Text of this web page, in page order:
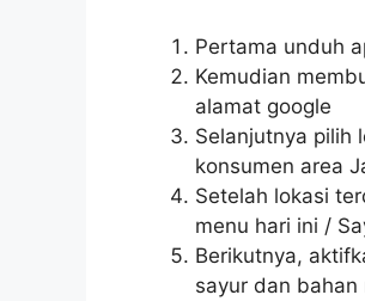
Pertama unduh
Kemudian
alamat google
Selanjutnya pilih
konsumen area
Setelah lokasi
menu hari ini /
Berikutnya,
sayur dan bahan